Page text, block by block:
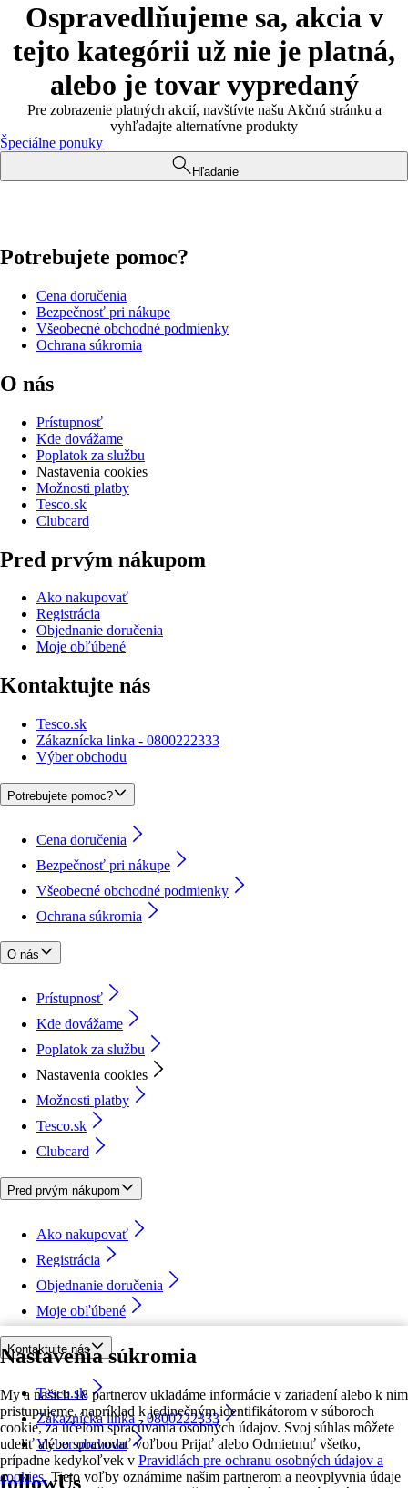
Nastavenia súkromia
My a našich 18 partnerov ukladáme informácie v zariadení alebo k nim
pristupujeme, napríklad k jedinečným identifikátorom v súboroch
cookie, za účelom spracúvania osobných údajov. Svoj súhlas môžete
udeliť alebo spravovať voľbou Prijať alebo Odmietnuť všetko,
prípadne kedykoľvek v Pravidlách pre ochranu osobných údajov a
cookies. Tieto voľby oznámime našim partnerom a neovplyvnia údaje
Ospravedlňujeme sa, akcia v
tejto kategórii už nie je platná,
alebo je tovar vypredaný
Pre zobrazenie platných akcií, navštívte našu Akčnú stránku a
vyhľadajte alternatívne produkty
Špeciálne ponuky
Hľadanie
Potrebujete pomoc?
Cena doručenia
Bezpečnosť pri nákupe
Všeobecné obchodné podmienky
Ochrana súkromia
O nás
Prístupnosť
Kde dovážame
Poplatok za službu
Nastavenia cookies
Možnosti platby
Tesco.sk
Clubcard
Pred prvým nákupom
Ako nakupovať
Registrácia
Objednanie doručenia
Moje obľúbené
Kontaktujte nás
Tesco.sk
Zákaznícka linka - 0800222333
Výber obchodu
Potrebujete pomoc?
Cena doručenia
Bezpečnosť pri nákupe
Všeobecné obchodné podmienky
Ochrana súkromia
O nás
Prístupnosť
Kde dovážame
Poplatok za službu
Nastavenia cookies
Možnosti platby
Tesco.sk
Clubcard
Pred prvým nákupom
Ako nakupovať
Registrácia
Objednanie doručenia
Moje obľúbené
Kontaktujte nás
Tesco.sk
Zákaznícka linka - 0800222333
Výber obchodu
followUs